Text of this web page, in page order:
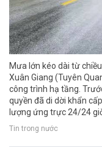
Mưa lớn kéo dài từ
Xuân Giang (Tuyên
công trình hạ tầng.
quyền đã di dời khẩn
lượng ứng trực 24/24
Tin trong nước